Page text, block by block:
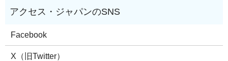
Facebook
X（旧Twitter）